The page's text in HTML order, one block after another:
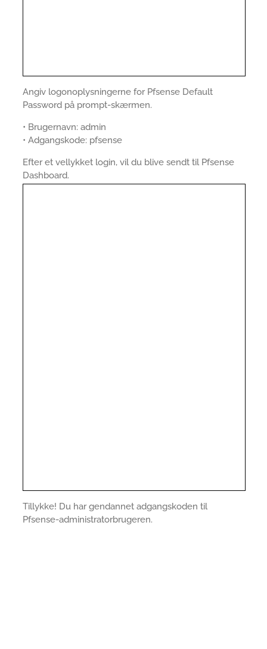
Angiv logonoplysningerne for Pfsense Default
Password på prompt-skærmen.
• Brugernavn: admin
• Adgangskode: pfsense
Efter et vellykket login, vil du blive sendt til Pfsense
Dashboard.
Tillykke! Du har gendannet adgangskoden til
Pfsense-administratorbrugeren.